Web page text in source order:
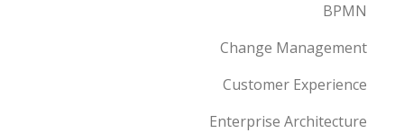
BPMN
Change Management
Customer Experience
Enterprise Architecture